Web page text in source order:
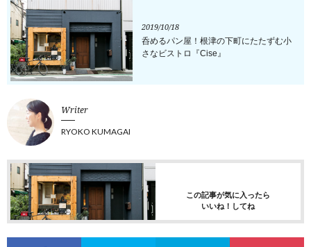
2019/10/18
呑めるパン屋！根津の下町にたたずむ小
さなビストロ『Cise』
Writer
RYOKO KUMAGAI
この記事が気に入ったら
いいね！してね